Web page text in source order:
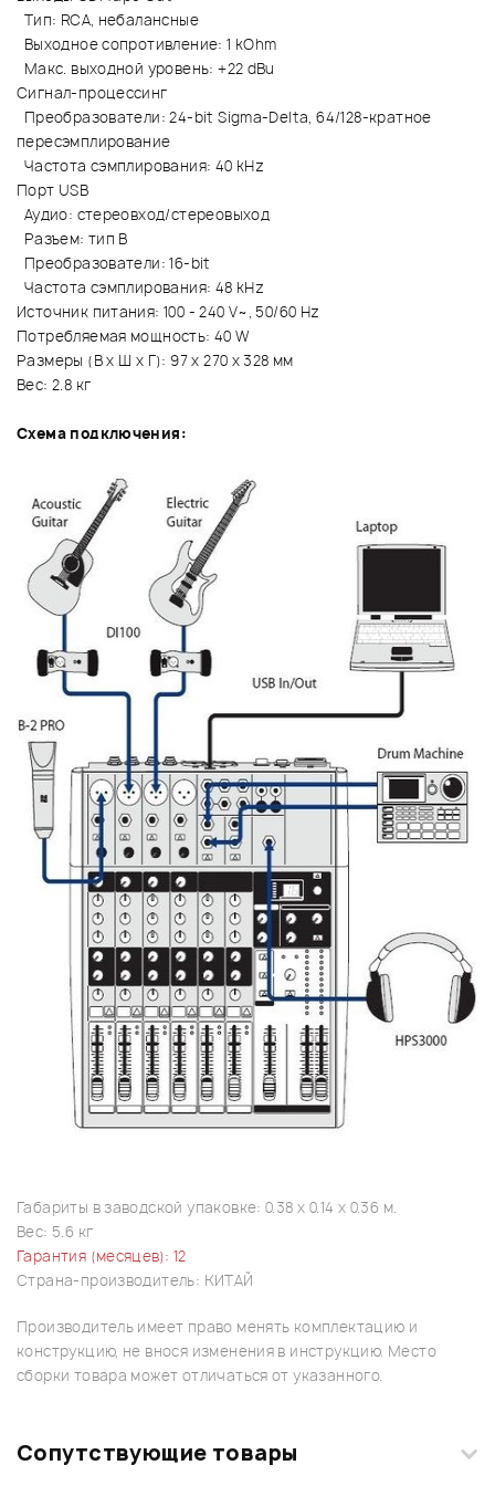
Тип: RCA, небалансные
Выходное сопротивление: 1 kOhm
Макс. выходной уровень: +22 dBu
Сигнал-процессинг
Преобразователи: 24-bit Sigma-Delta, 64/128-кратное
пересэмплирование
Частота сэмплирования: 40 kHz
Порт USB
Аудио: стереовход/стереовыход
Разъем: тип В
Преобразователи: 16-bit
Частота сэмплирования: 48 kHz
Источник питания: 100 - 240 V~, 50/60 Hz
Потребляемая мощность: 40 W
Размеры (В х Ш х Г): 97 х 270 х 328 мм
Вес: 2.8 кг
Схема подключения:
Габариты в заводской упаковке: 0.38 x 0.14 x 0.36 м.
Вес: 5.6 кг
Гарантия (месяцев): 12
Страна-производитель: КИТАЙ
Производитель имеет право менять комплектацию и
конструкцию, не внося изменения в инструкцию. Место
сборки товара может отличаться от указанного.
Сопутствующие товары